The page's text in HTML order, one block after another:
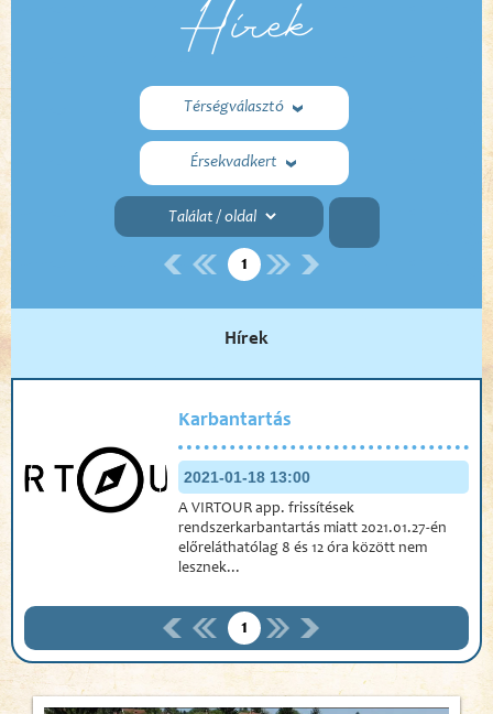
Hírek
Térségválasztó
Érsekvadkert
1
Hírek
Karbantartás
2021-01-18 13:00
A VIRTOUR app. frissítések
rendszerkarbantartás miatt 2021.01.27-én
előreláthatólag 8 és 12 óra között nem
lesznek...
1